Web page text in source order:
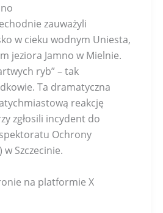
zauważyli
w cieku wodnym Uniesta,
jeziora Jamno w Mielnie.
ryb” – tak
Ta dramatyczna
reakcję
zgłosili incydent do
Ochrony
w Szczecinie.
na platformie X